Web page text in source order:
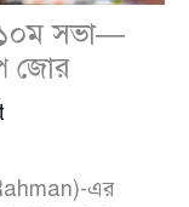
১০ম সভা—
জোর
এর